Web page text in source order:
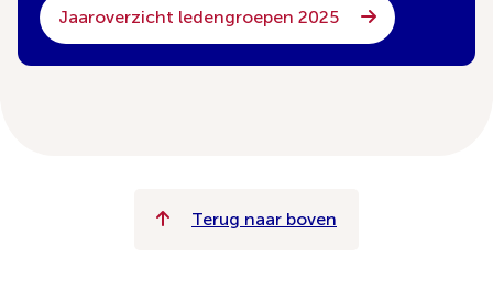
Jaaroverzicht ledengroepen 2025
Terug naar boven